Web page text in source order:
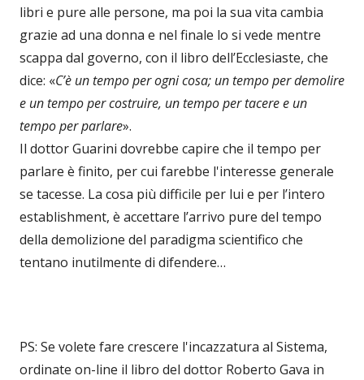
libri e pure alle persone, ma poi la sua vita cambia
grazie ad una donna e nel finale lo si vede mentre
scappa dal governo, con il libro dell’Ecclesiaste, che
dice: «C’è un tempo per ogni cosa; un tempo per demolire
e un tempo per costruire, un tempo per tacere e un
tempo per parlare».
Il dottor Guarini dovrebbe capire che il tempo per
parlare è finito, per cui farebbe l'interesse generale
se tacesse. La cosa più difficile per lui e per l’intero
establishment, è accettare l’arrivo pure del tempo
della demolizione del paradigma scientifico che
tentano inutilmente di difendere…
PS: Se volete fare crescere l'incazzatura al Sistema,
ordinate on-line il libro del dottor Roberto Gava in